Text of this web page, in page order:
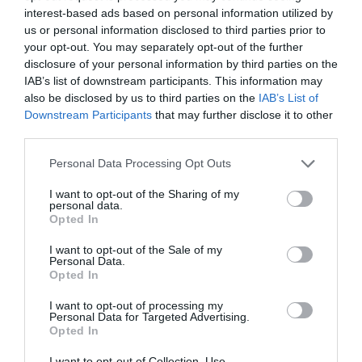
interest-based ads based on personal information utilized by
us or personal information disclosed to third parties prior to
your opt-out. You may separately opt-out of the further
disclosure of your personal information by third parties on the
IAB’s list of downstream participants. This information may
also be disclosed by us to third parties on the IAB’s List of
Downstream Participants that may further disclose it to other
Personal Data Processing Opt Outs
I want to opt-out of the Sharing of my
personal data.
Opted In
I want to opt-out of the Sale of my
Personal Data.
Opted In
I want to opt-out of processing my
Personal Data for Targeted Advertising.
Opted In
δεύτερος γίνονταν αυταρχικότερος, κατά. Ο Ουγκώ
αντιστάθηκε με σθένος στον αυταρχισμό του νέου
«αυτοκράτορα» και κάλεσε τον λαό του Παρισιού να
κάνει το ίδιο. Η Ζουλιέτ κατάφερε να τον σώσει από τις
δυνάμεις της αυτοκρατορίας και να τον βοηθήσει να
δραπετεύσει από τη Γαλλία, όπου τον κυνηγούσαν οι
αρχές, στις Βρυξέλλες και ύστερα στην Αγγλία.
Παρέμεινε στην εξορία για περίπου 20 χρόνια, μέχρι το
μεγάλο μέρος της βιβλιογραφίας του. Τα γραπτά του
είναι αρχικά πολιτικά, όπως το
Εκδίδει επίσης τα ακυκλοφόρητα ποιήματά του σε μία
συλλογή με τίτλο
που, αν και απαγορευμένο στην αυτοκρατορία,
κατάφερε να διανεμηθεί μυστικά μέχρι την επίσημη
έκδοση του το 1870.